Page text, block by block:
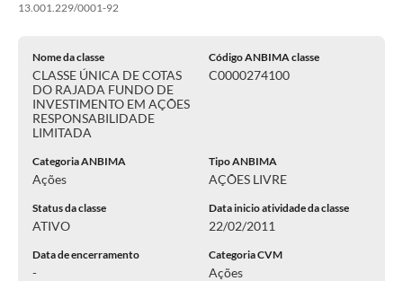
13.001.229/0001-92
Nome da classe
CLASSE ÚNICA DE COTAS
DO RAJADA FUNDO DE
INVESTIMENTO EM AÇÕES
RESPONSABILIDADE
LIMITADA
Código ANBIMA classe
C0000274100
Categoria ANBIMA
Ações
Tipo ANBIMA
AÇÕES LIVRE
Status da classe
ATIVO
Data inicio atividade da classe
22/02/2011
Data de encerramento
-
Categoria CVM
Ações